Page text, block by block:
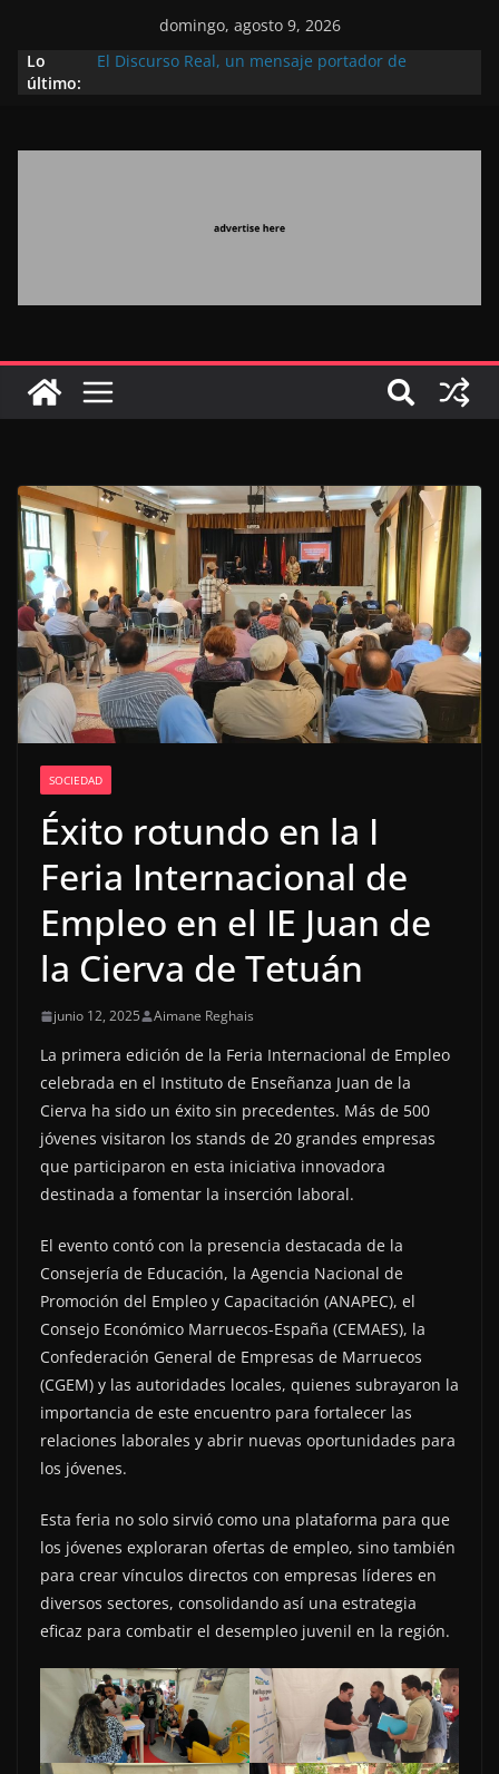
domingo, agosto 9, 2026
Lo
último:
El Discurso Real, un mensaje portador de
Extranjero: al servicio de los grandes proyectos de
Marruecos gracias a una visión estratégica
destinada a consolidar la posición de Marruecos
en una economía mundial competitiva (politólogo
marroquí-estadounidense)
SOCIEDAD
Éxito rotundo en la I
Feria Internacional de
Empleo en el IE Juan de
la Cierva de Tetuán
junio 12, 2025 Aimane Reghais
La primera edición de la Feria Internacional de Empleo
celebrada en el Instituto de Enseñanza Juan de la
Cierva ha sido un éxito sin precedentes. Más de 500
jóvenes visitaron los stands de 20 grandes empresas
que participaron en esta iniciativa innovadora
destinada a fomentar la inserción laboral.
El evento contó con la presencia destacada de la
Consejería de Educación, la Agencia Nacional de
Promoción del Empleo y Capacitación (ANAPEC), el
Consejo Económico Marruecos-España (CEMAES), la
Confederación General de Empresas de Marruecos
(CGEM) y las autoridades locales, quienes subrayaron la
importancia de este encuentro para fortalecer las
relaciones laborales y abrir nuevas oportunidades para
los jóvenes.
Esta feria no solo sirvió como una plataforma para que
los jóvenes exploraran ofertas de empleo, sino también
para crear vínculos directos con empresas líderes en
diversos sectores, consolidando así una estrategia
eficaz para combatir el desempleo juvenil en la región.